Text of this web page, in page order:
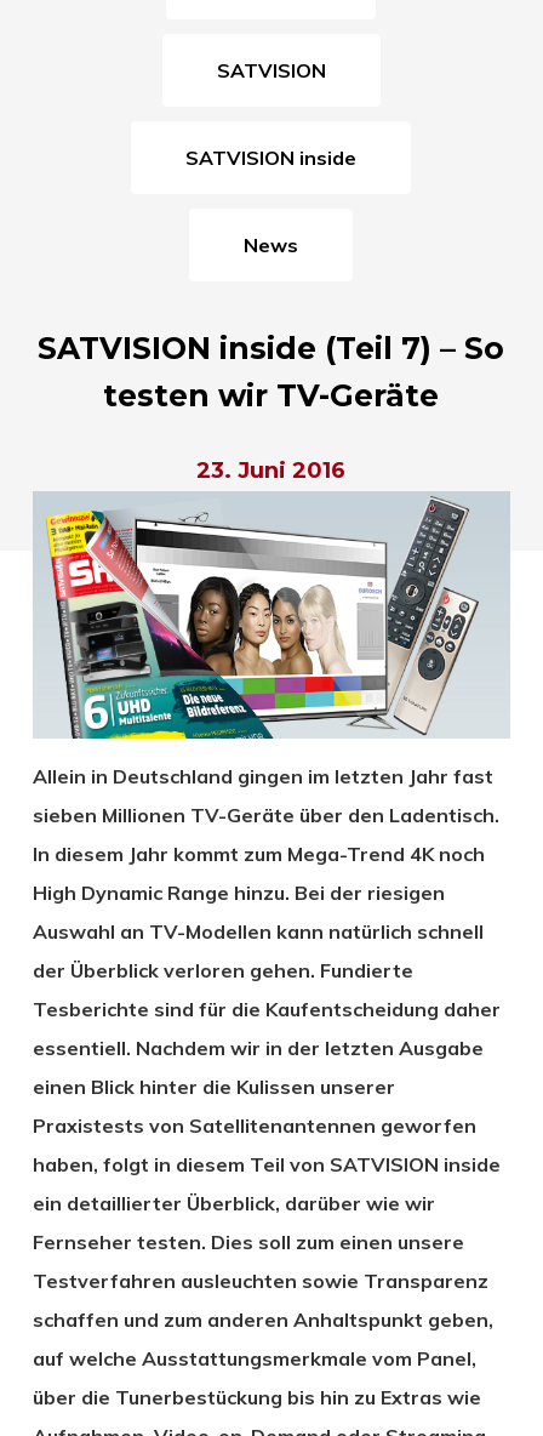
SATVISION
SATVISION inside
News
SATVISION inside (Teil 7) – So
testen wir TV-Geräte
23. Juni 2016
Allein in Deutschland gingen im letzten Jahr fast
sieben Millionen TV-Geräte über den Ladentisch.
In diesem Jahr kommt zum Mega-Trend 4K noch
High Dynamic Range hinzu. Bei der riesigen
Auswahl an TV-Modellen kann natürlich schnell
der Überblick verloren gehen. Fundierte
Tesberichte sind für die Kaufentscheidung daher
essentiell. Nachdem wir in der letzten Ausgabe
einen Blick hinter die Kulissen unserer
Praxistests von Satellitenantennen geworfen
haben, folgt in diesem Teil von SATVISION inside
ein detaillierter Überblick, darüber wie wir
Fernseher testen. Dies soll zum einen unsere
Testverfahren ausleuchten sowie Transparenz
schaffen und zum anderen Anhaltspunkt geben,
auf welche Ausstattungsmerkmale vom Panel,
über die Tunerbestückung bis hin zu Extras wie